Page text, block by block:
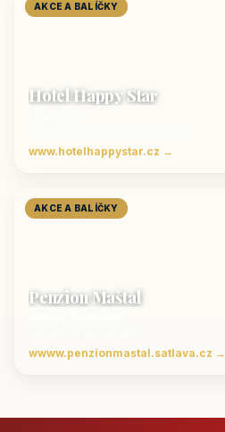
AKCE A BALÍČKY
Hotel Happy Star
www.hotelhappystar.cz →
AKCE A BALÍČKY
Penzion Maštal
wwww.penzionmastal.satlava.cz →